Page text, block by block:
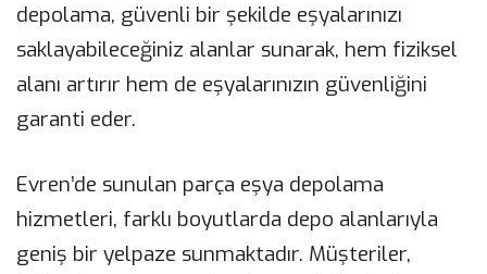
depolama, güvenli bir şekilde eşyalarınızı
saklayabileceğiniz alanlar sunarak, hem fiziksel
alanı artırır hem de eşyalarınızın güvenliğini
garanti eder.
Evren’de sunulan parça eşya depolama
hizmetleri, farklı boyutlarda depo alanlarıyla
geniş bir yelpaze sunmaktadır. Müşteriler,